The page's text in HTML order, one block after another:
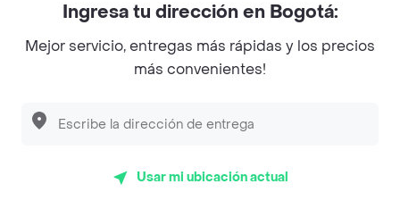
Añade guanábana fresca a tu
ensalada de frutas.
Adicion fruta fresa
Ingresa tu dirección en Bogotá:
Mejor servicio, entregas más rápidas y los precios
más convenientes!
Usar mi ubicación actual